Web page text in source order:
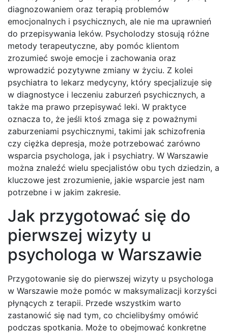
diagnozowaniem oraz terapią problemów
emocjonalnych i psychicznych, ale nie ma uprawnień
do przepisywania leków. Psycholodzy stosują różne
metody terapeutyczne, aby pomóc klientom
zrozumieć swoje emocje i zachowania oraz
wprowadzić pozytywne zmiany w życiu. Z kolei
psychiatra to lekarz medycyny, który specjalizuje się
w diagnostyce i leczeniu zaburzeń psychicznych, a
także ma prawo przepisywać leki. W praktyce
oznacza to, że jeśli ktoś zmaga się z poważnymi
zaburzeniami psychicznymi, takimi jak schizofrenia
czy ciężka depresja, może potrzebować zarówno
wsparcia psychologa, jak i psychiatry. W Warszawie
można znaleźć wielu specjalistów obu tych dziedzin, a
kluczowe jest zrozumienie, jakie wsparcie jest nam
potrzebne i w jakim zakresie.
Jak przygotować się do
pierwszej wizyty u
psychologa w Warszawie
Przygotowanie się do pierwszej wizyty u psychologa
w Warszawie może pomóc w maksymalizacji korzyści
płynących z terapii. Przede wszystkim warto
zastanowić się nad tym, co chcielibyśmy omówić
podczas spotkania. Może to obejmować konkretne